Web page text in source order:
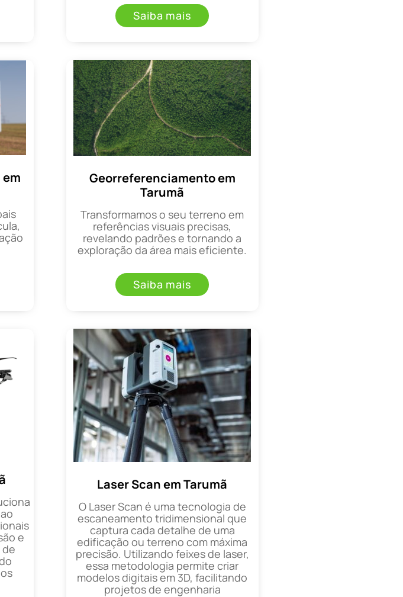
Saiba mais
Georreferenciamento em
Tarumã
Transformamos o seu terreno em
referências visuais precisas,
revelando padrões e tornando a
exploração da área mais eficiente.
Saiba mais
e
Laser Scan em Tarumã
O Laser Scan é uma tecnologia de
escaneamento tridimensional que
captura cada detalhe de uma
edificação ou terreno com máxima
precisão. Utilizando feixes de laser,
essa metodologia permite criar
modelos digitais em 3D, facilitando
projetos de engenharia